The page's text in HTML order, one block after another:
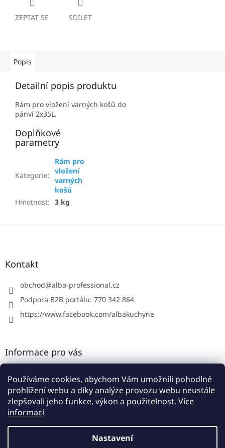
Používáme cookies, abychom Vám umožnili pohodlné
prohlížení webu a díky analýze provozu webu neustále
zlepšovali jeho funkce, výkon a použitelnost. Více
informací
Nastavení
ZEPTAT SE SDÍLET
Popis
Detailní popis produktu
Rám pro vložení varných košů do
pánví 2x35L.
Doplňkové
parametry
Kategorie:
Rám pro
vložení
varných
košů
Hmotnost: 3 kg
Z
Kontakt
obchod@alba-professional.cz
Podpora B2B portálu: 770 342 864
https://www.facebook.com/albakuchyne
Informace pro vás
Obchodní podmínky
Podmínky ochrany osobních údajů
Vytvořil Shoptet